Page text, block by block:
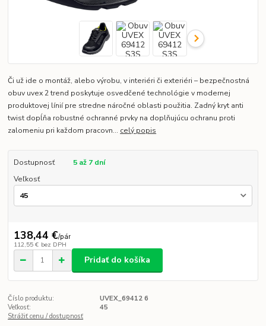
Či už ide o montáž, alebo výrobu, v interiéri či exteriéri – bezpečnostná
obuv uvex 2 trend poskytuje osvedčené technológie v modernej
produktovej línií pre stredne náročné oblasti použitia. Zadný kryt anti
twist dopĺňa robustné ochranné prvky na doplňujúcu ochranu proti
zalomeniu pri každom pracovn... celý popis
Dostupnosť
5 až 7 dní
Veľkosť
138,44 €/pár
112,55 € bez DPH
Pridať do košíka
Číslo produktu:
UVEX_69412 6
Veľkosť:
45
Strážiť cenu / dostupnosť